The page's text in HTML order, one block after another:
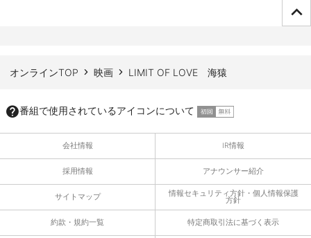
オンラインTOP 映画 LIMIT OF LOVE 海猿
番組で使用されているアイコンについて
会社情報 IR情報
採用情報 アナウンサー紹介
サイトマップ 情報セキュリティ方針・個人情報保護
方針
約款・規約一覧 特定商取引法に基づく表示